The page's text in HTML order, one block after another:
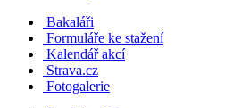
Bakaláři
Formuláře ke stažení
Kalendář akcí
Strava.cz
Fotogalerie